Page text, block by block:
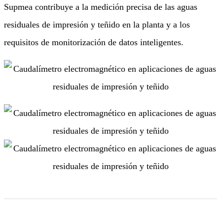
Supmea contribuye a la medición precisa de las aguas
residuales de impresión y teñido en la planta y a los
requisitos de monitorización de datos inteligentes.